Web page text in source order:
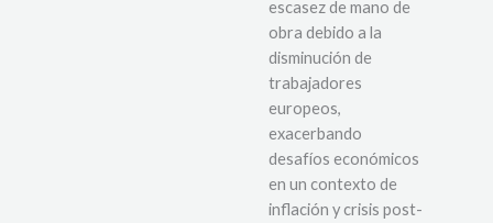
escasez de mano de
obra debido a la
disminución de
trabajadores
europeos,
exacerbando
desafíos económicos
en un contexto de
inflación y crisis post-